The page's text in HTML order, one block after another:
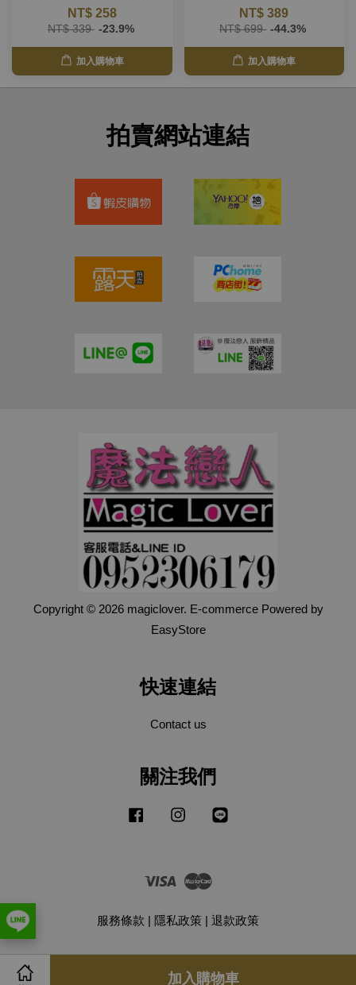
加入購物車
NT$ 258
NT$ 339 -23.9%
加入購物車
NT$ 389
NT$ 699 -44.3%
加入購物車
拍賣網站連結
Copyright © 2026 magiclover. E-commerce Powered by
EasyStore
快速連結
Contact us
關注我們
Facebook Instagram
Visa
服務條款 | 隱私政策 | 退款政策